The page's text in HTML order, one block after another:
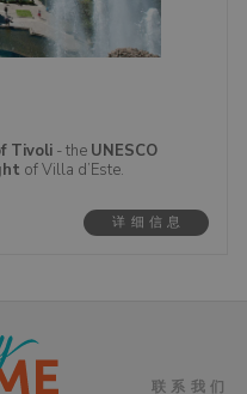
萨市最美丽的风景。计
罗伦萨的壮丽全景。
难忘的访问中，欣赏
Tivoli - the UNESCO
of Villa d’Este.
very
magical
d’Este
. And you
详细信息
联系我们